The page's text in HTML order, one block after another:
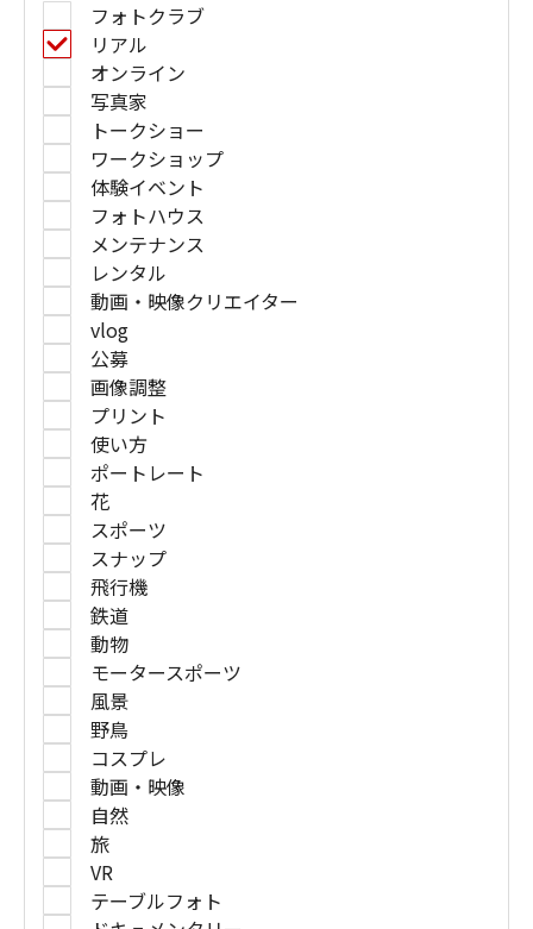
フォトクラブ
リアル
オンライン
写真家
トークショー
ワークショップ
体験イベント
フォトハウス
メンテナンス
レンタル
動画・映像クリエイター
vlog
公募
画像調整
プリント
使い方
ポートレート
花
スポーツ
スナップ
飛行機
鉄道
動物
モータースポーツ
風景
野鳥
コスプレ
動画・映像
自然
旅
VR
テーブルフォト